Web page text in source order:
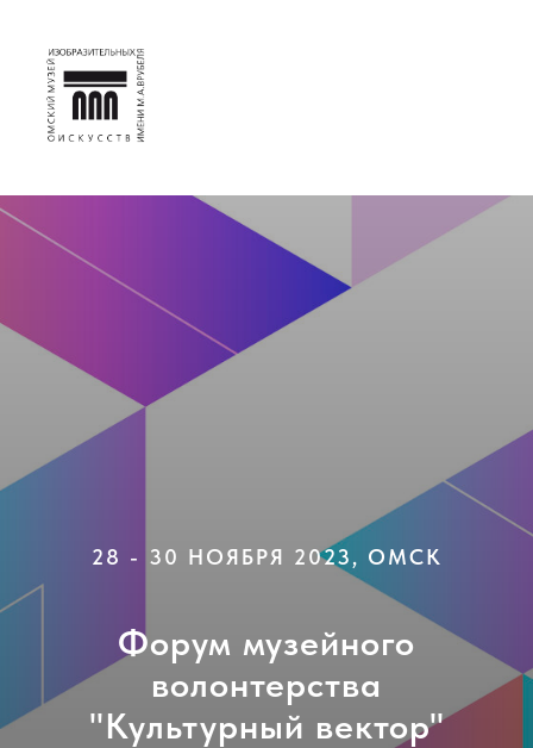
28 - 30 НОЯБРЯ 2023, ОМСК
Форум музейного
волонтерства
"Культурный вектор"